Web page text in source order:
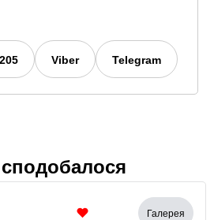
Viber Telegram
Галерея